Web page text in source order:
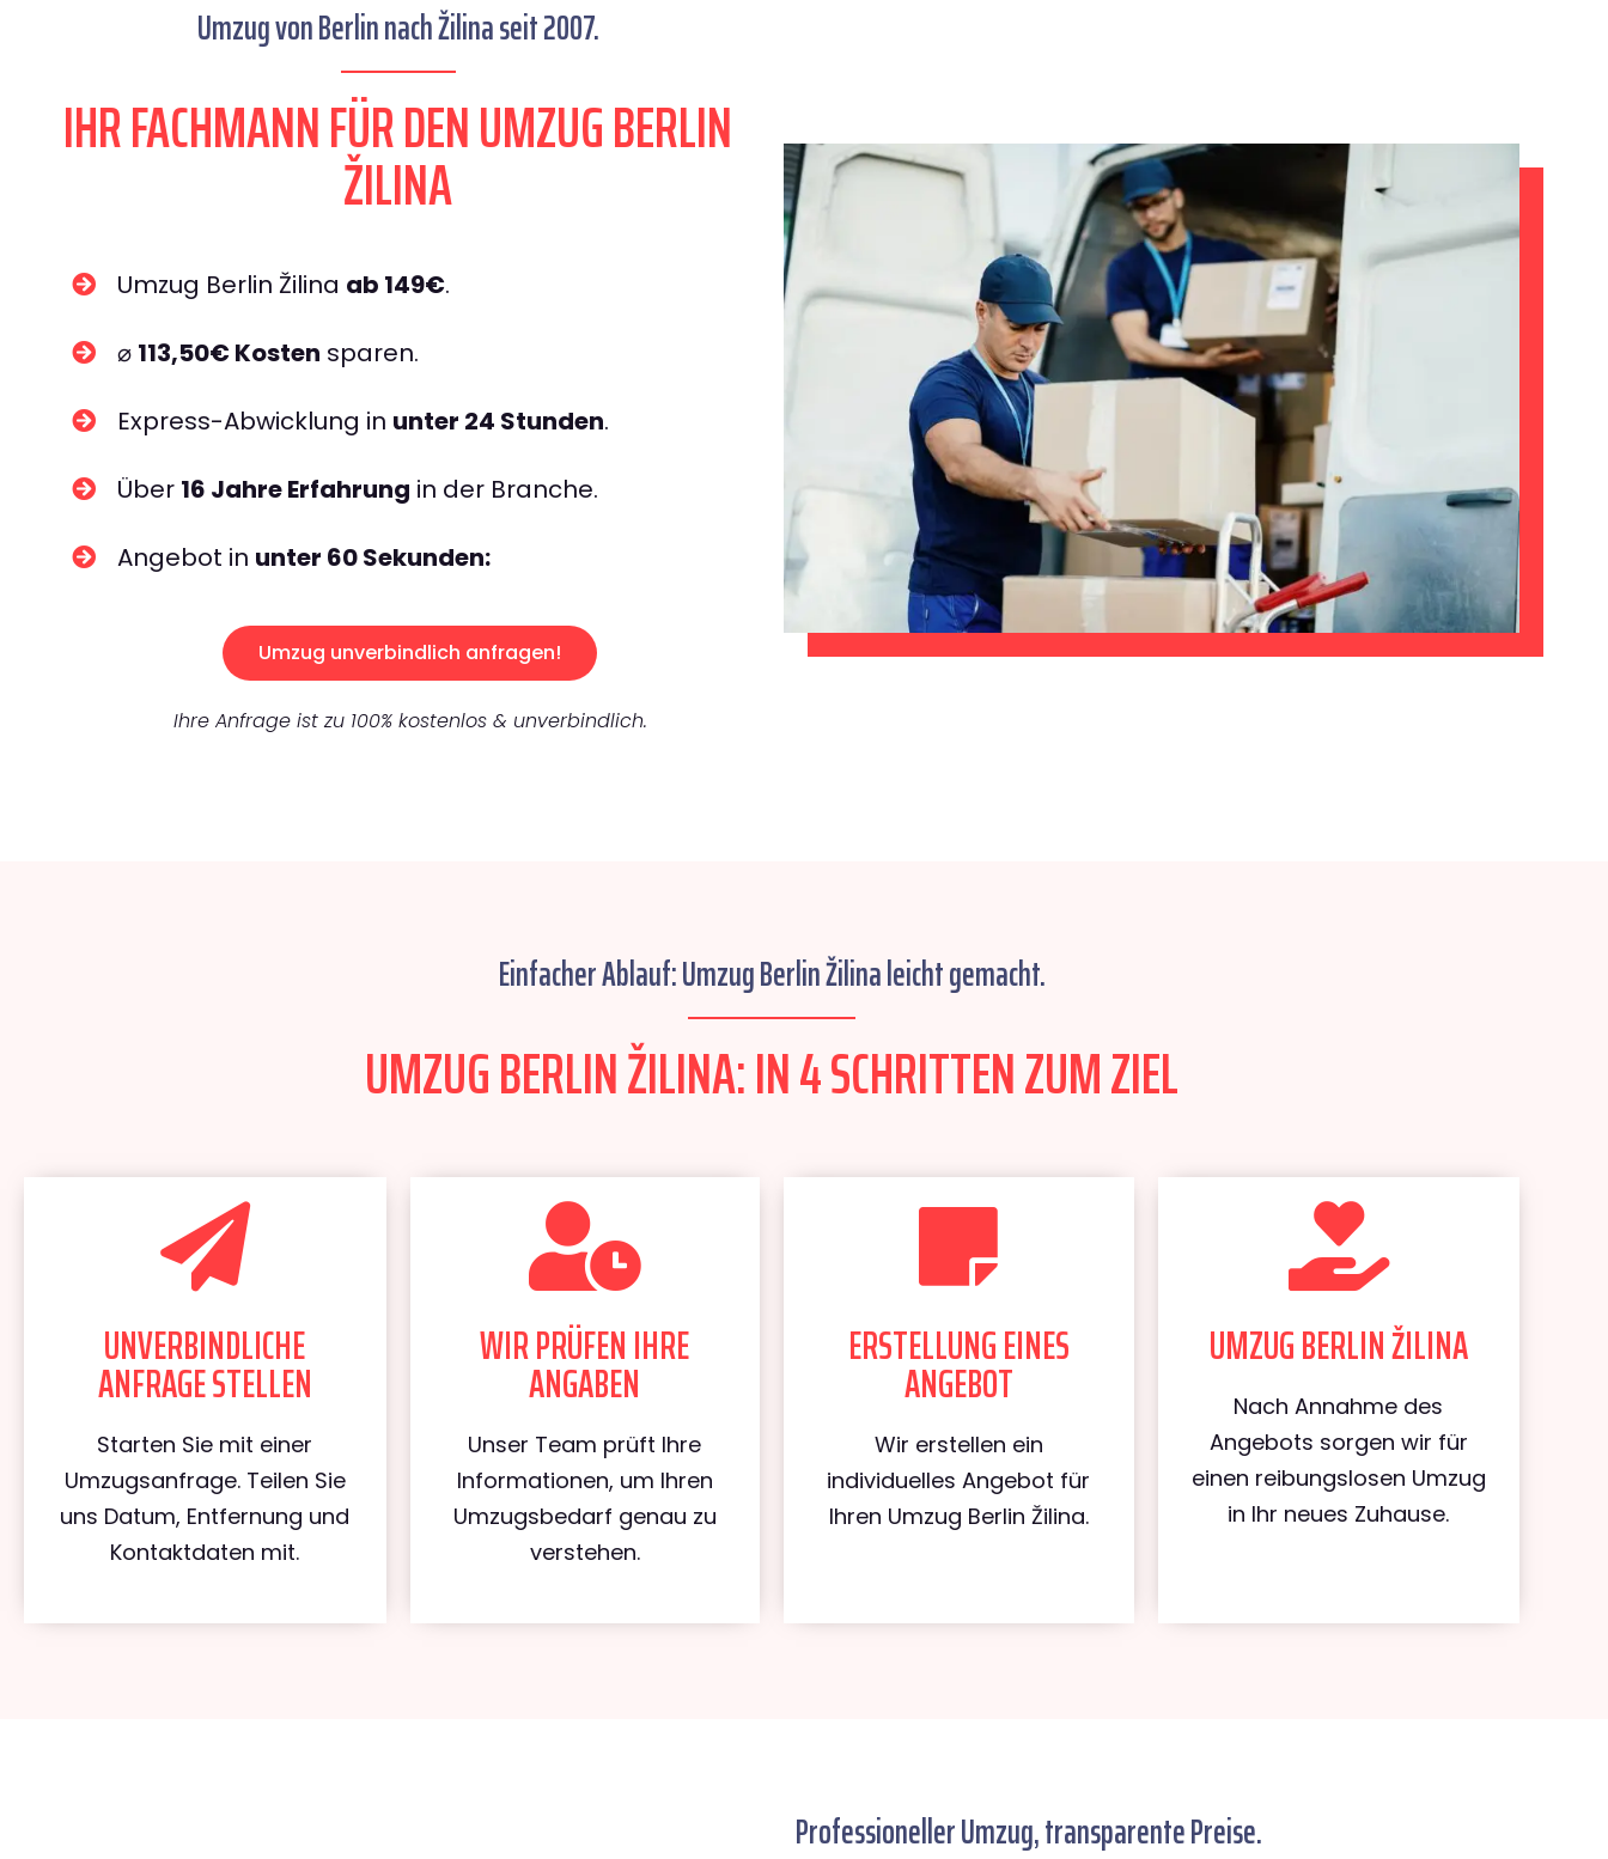
Umzug von Berlin nach Žilina seit 2007.
IHR FACHMANN FÜR DEN UMZUG BERLIN
ŽILINA
Umzug Berlin Žilina ab 149€.
⌀ 113,50€ Kosten sparen.
Express-Abwicklung in unter 24 Stunden.
Über 16 Jahre Erfahrung in der Branche.
Angebot in unter 60 Sekunden:
Umzug unverbindlich anfragen!
Ihre Anfrage ist zu 100% kostenlos & unverbindlich.
Einfacher Ablauf: Umzug Berlin Žilina leicht gemacht.
UMZUG BERLIN ŽILINA: IN 4 SCHRITTEN ZUM ZIEL
UNVERBINDLICHE
ANFRAGE STELLEN
Starten Sie mit einer
Umzugsanfrage. Teilen Sie
uns Datum, Entfernung und
Kontaktdaten mit.
WIR PRÜFEN IHRE
ANGABEN
Unser Team prüft Ihre
Informationen, um Ihren
Umzugsbedarf genau zu
verstehen.
ERSTELLUNG EINES
ANGEBOT
Wir erstellen ein
individuelles Angebot für
Ihren Umzug Berlin Žilina.
UMZUG BERLIN ŽILINA
Nach Annahme des
Angebots sorgen wir für
einen reibungslosen Umzug
in Ihr neues Zuhause.
Professioneller Umzug, transparente Preise.